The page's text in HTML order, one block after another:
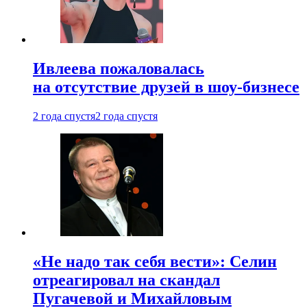
Ивлеева пожаловалась
на отсутствие друзей в шоу-бизнесе
2 года спустя2 года спустя
«Не надо так себя вести»: Селин
отреагировал на скандал
Пугачевой и Михайловым